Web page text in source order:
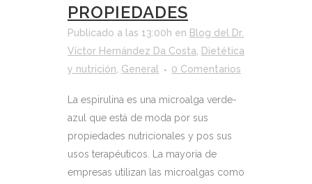
PROPIEDADES
Publicado a las 13:00h en Blog del Dr.
Víctor Hernández Da Costa
Dietética
y nutrición General 0 Comentarios
La espirulina es una microalga verde-
azul que está de moda por sus
propiedades nutricionales y pos sus
usos terapéuticos. La mayoría de
empresas utilizan las microalgas como